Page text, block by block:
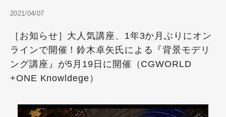
2021/04/07
［お知らせ］大人気講座、1年3か月ぶりにオン
ラインで開催！鈴木卓矢氏による『背景モデリ
ング講座』が5月19日に開催（CGWORLD
+ONE Knowldege）